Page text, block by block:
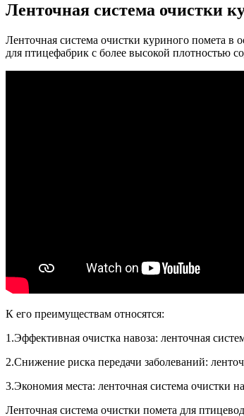
Ленточная система очистки
Ленточная система очистки куриного помета в
для птицефабрик с более высокой плотностью
К его преимуществам относятся:
1.Эффективная очистка навоза: ленточная
2.Снижение риска передачи заболеваний:
3.Экономия места: ленточная система очистки
Ленточная система очистки помета для